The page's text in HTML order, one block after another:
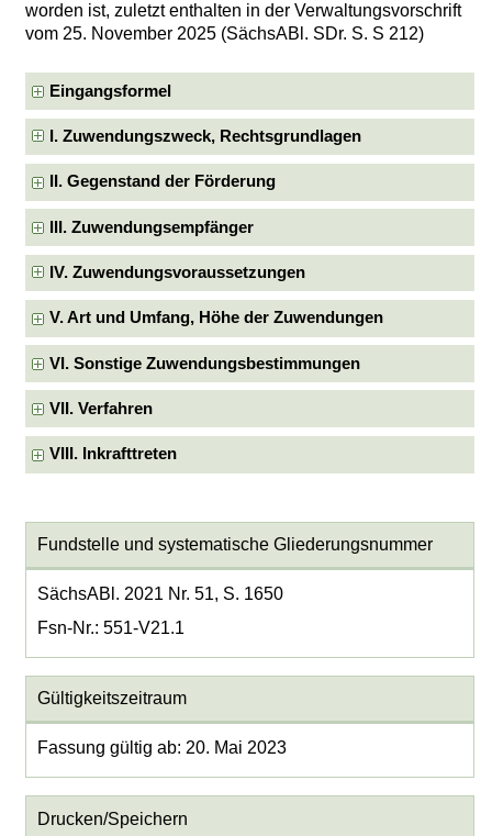
worden ist, zuletzt enthalten in der Verwaltungsvorschrift
vom 25. November 2025 (SächsABl. SDr. S. S 212)
Eingangsformel
I. Zuwendungszweck, Rechtsgrundlagen
II. Gegenstand der Förderung
III. Zuwendungsempfänger
IV. Zuwendungsvoraussetzungen
V. Art und Umfang, Höhe der Zuwendungen
VI. Sonstige Zuwendungsbestimmungen
VII. Verfahren
VIII. Inkrafttreten
Fundstelle und systematische Gliederungsnummer
SächsABl. 2021 Nr. 51, S. 1650
Fsn-Nr.: 551-V21.1
Gültigkeitszeitraum
Fassung gültig ab: 20. Mai 2023
Drucken/Speichern